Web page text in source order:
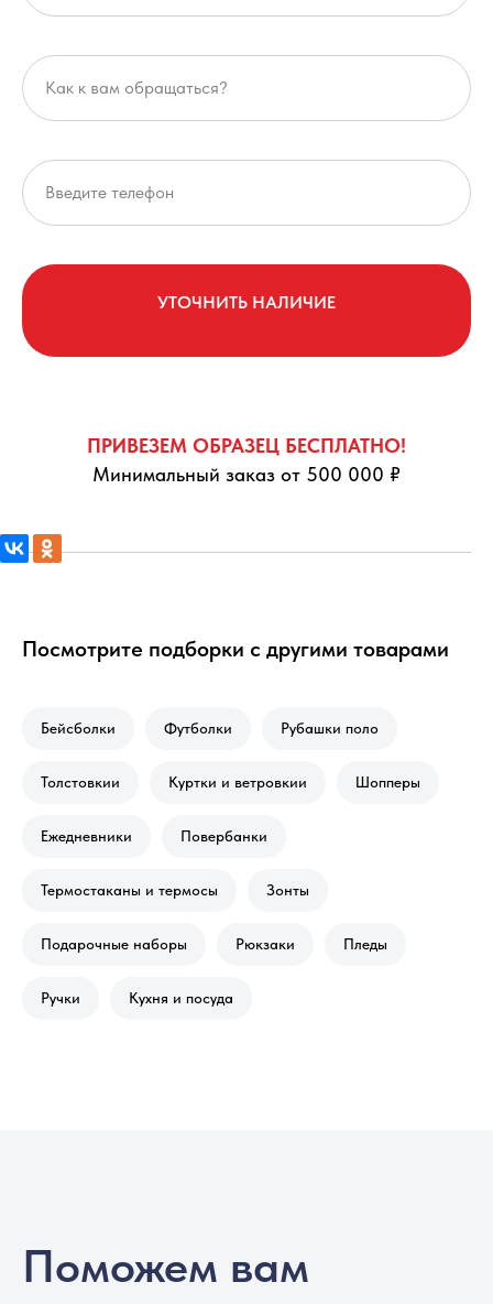
УТОЧНИТЬ НАЛИЧИЕ
ПРИВЕЗЕМ ОБРАЗЕЦ БЕСПЛАТНО!
Минимальный заказ от 500 000 ₽
Посмотрите подборки с другими товарами
Бейсболки Футболки Рубашки поло
Толстовкии Куртки и ветровкии Шопперы
Ежедневники Повербанки
Термостаканы и термосы Зонты
Подарочные наборы Рюкзаки Пледы
Ручки Кухня и посуда
Поможем вам